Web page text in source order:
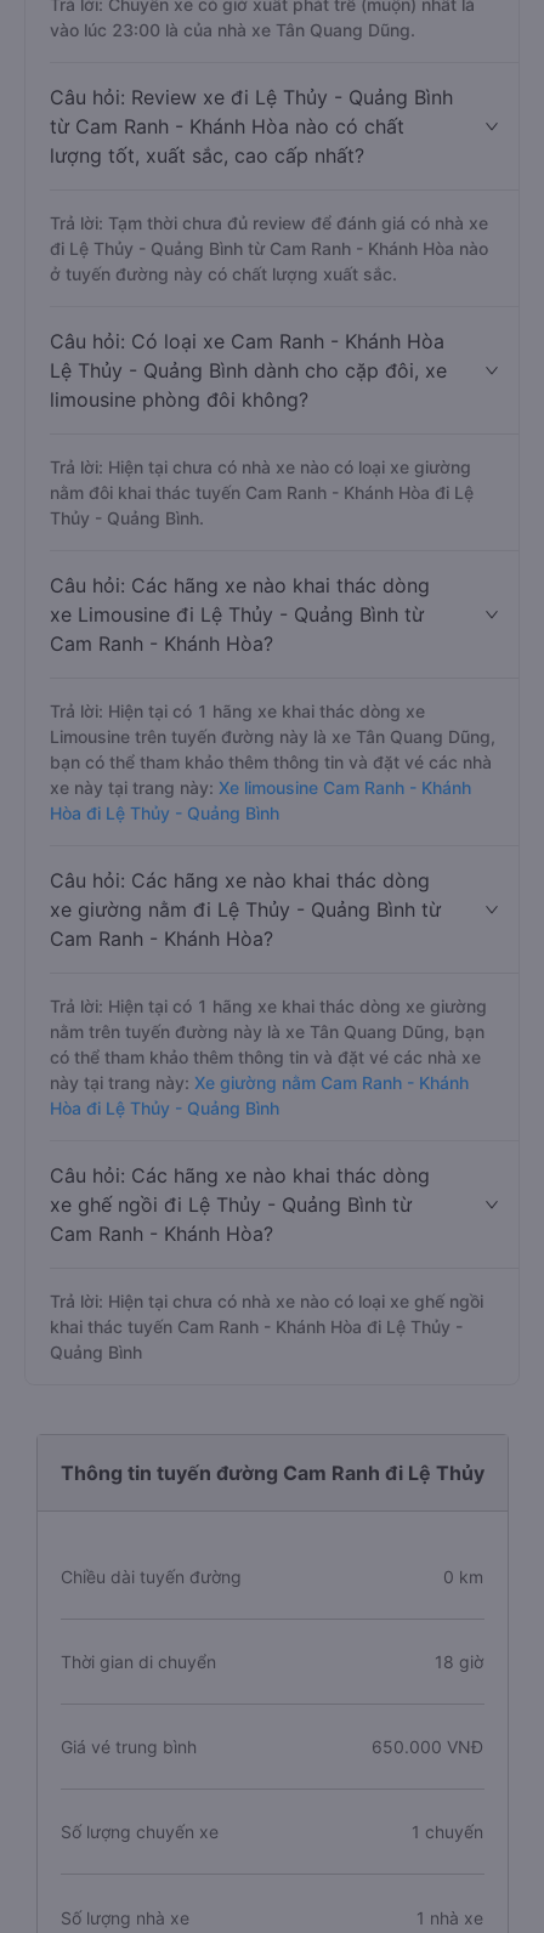
Trả lời: Chuyến xe có giờ xuất phát trễ (muộn) nhất là
vào lúc 23:00 là của nhà xe Tân Quang Dũng.
Câu hỏi: Review xe đi Lệ Thủy - Quảng Bình
từ Cam Ranh - Khánh Hòa nào có chất
lượng tốt, xuất sắc, cao cấp nhất?
Trả lời: Tạm thời chưa đủ review để đánh giá có nhà xe
đi Lệ Thủy - Quảng Bình từ Cam Ranh - Khánh Hòa nào
ở tuyến đường này có chất lượng xuất sắc.
Câu hỏi: Có loại xe Cam Ranh - Khánh Hòa
Lệ Thủy - Quảng Bình dành cho cặp đôi, xe
limousine phòng đôi không?
Trả lời: Hiện tại chưa có nhà xe nào có loại xe giường
nằm đôi khai thác tuyến Cam Ranh - Khánh Hòa đi Lệ
Thủy - Quảng Bình.
Câu hỏi: Các hãng xe nào khai thác dòng
xe Limousine đi Lệ Thủy - Quảng Bình từ
Cam Ranh - Khánh Hòa?
Trả lời: Hiện tại có 1 hãng xe khai thác dòng xe
Limousine trên tuyến đường này là xe Tân Quang Dũng,
bạn có thể tham khảo thêm thông tin và đặt vé các nhà
xe này tại trang này: Xe limousine Cam Ranh - Khánh
Hòa đi Lệ Thủy - Quảng Bình
Câu hỏi: Các hãng xe nào khai thác dòng
xe giường nằm đi Lệ Thủy - Quảng Bình từ
Cam Ranh - Khánh Hòa?
Trả lời: Hiện tại có 1 hãng xe khai thác dòng xe giường
nằm trên tuyến đường này là xe Tân Quang Dũng, bạn
có thể tham khảo thêm thông tin và đặt vé các nhà xe
này tại trang này: Xe giường nằm Cam Ranh - Khánh
Hòa đi Lệ Thủy - Quảng Bình
Câu hỏi: Các hãng xe nào khai thác dòng
xe ghế ngồi đi Lệ Thủy - Quảng Bình từ
Cam Ranh - Khánh Hòa?
Trả lời: Hiện tại chưa có nhà xe nào có loại xe ghế ngồi
khai thác tuyến Cam Ranh - Khánh Hòa đi Lệ Thủy -
Quảng Bình
Thông tin tuyến đường Cam Ranh đi Lệ Thủy
Chiều dài tuyến đường 0 km
Thời gian di chuyển 18 giờ
Giá vé trung bình 650.000 VNĐ
Số lượng chuyến xe 1 chuyến
Số lượng nhà xe 1 nhà xe